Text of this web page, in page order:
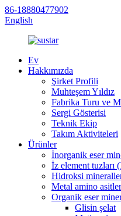
86-18880477902
English
Ev
Hakkımızda
Şirket Profili
Muhteşem Yıldız
Fabrika Turu ve
Sergi Gösterisi
Teknik Ekip
Takım Aktiviteleri
Ürünler
İnorganik eser
İz element tuzları
Hidroksi
Metal amino
Organik eser
Glisin şelat